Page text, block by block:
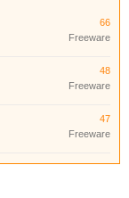
66
Freeware
48
Freeware
47
Freeware